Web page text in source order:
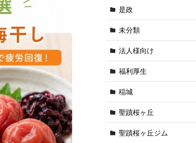
是政
未分類
法人様向け
福利厚生
稲城
聖蹟桜ヶ丘
聖蹟桜ヶ丘ジム